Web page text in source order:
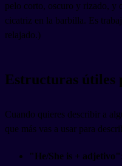
pelo corto, oscuro y rizado, y
cicatriz en la barbilla. Es
relajado.)
Estructuras útiles
Cuando quieres describir a
que más vas a usar para
"He/She is + adjetivo"